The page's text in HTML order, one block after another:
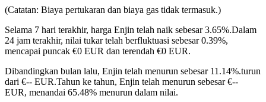
USDC Berjangka
(Catatan: Biaya pertukaran dan biaya gas tidak termasuk.)
Selama 7 hari terakhir, harga Enjin telah naik sebesar 3.65%.Dalam
24 jam terakhir, nilai tukar telah berfluktuasi sebesar 0.39%,
mencapai puncak €0 EUR dan terendah €0 EUR.
Dibandingkan bulan lalu, Enjin telah menurun sebesar 11.14%.turun
dari €-- EUR.Tahun ke tahun, Enjin telah menurun sebesar €--
EUR, menandai 65.48% menurun dalam nilai.